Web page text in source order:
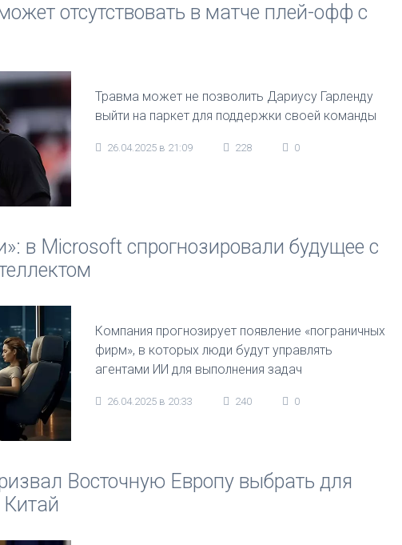
отсутствовать в матче плей-офф с
Травма может не позволить Дариусу Гарленду
выйти на паркет для поддержки своей команды
26.04.2025 в 21:09 228 0
в Microsoft спрогнозировали будущее с
Компания прогнозирует появление «пограничных
фирм», в которых люди будут управлять
агентами ИИ для выполнения задач
26.04.2025 в 20:33 240 0
Восточную Европу выбрать для